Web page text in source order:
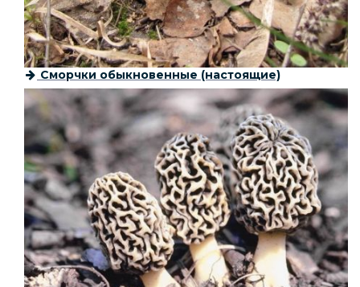
Сморчки обыкновенные (настоящие)